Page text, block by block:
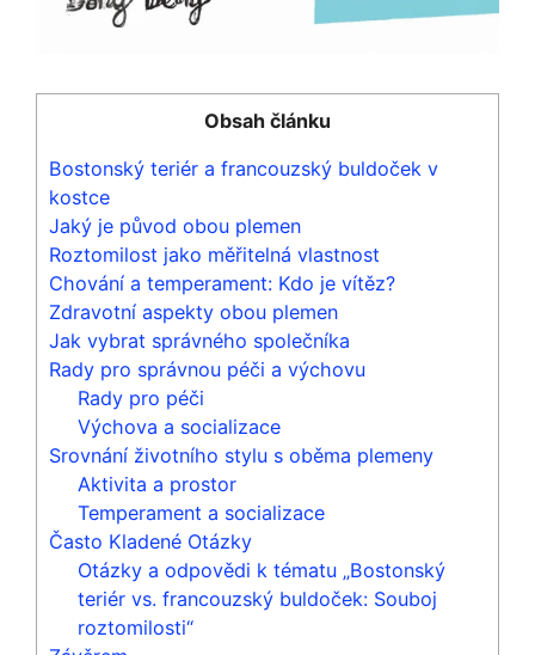
Obsah článku
Bostonský teriér a francouzský buldoček v
kostce
Jaký je původ obou plemen
Roztomilost jako měřitelná vlastnost
Chování a temperament: Kdo je vítěz?
Zdravotní aspekty obou⁢ plemen
Jak vybrat správného společníka
Rady pro správnou péči a výchovu
Rady pro péči
Výchova a socializace
Srovnání životního stylu s oběma⁣ plemeny
Aktivita a prostor
Temperament a socializace
Často Kladené Otázky
Otázky a odpovědi k tématu „Bostonský
teriér vs. francouzský buldoček: Souboj
⁣roztomilosti“